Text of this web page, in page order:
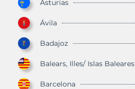
Asturias
Ávila
Badajoz
Balears, Illes/ Islas Baleares
Barcelona